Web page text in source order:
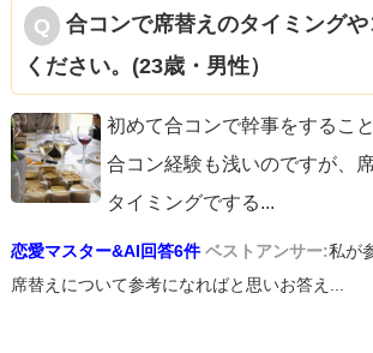
合コンで席替えのタイミング
ください。(23歳・男性）
初めて合コンで幹事をするこ
合コン経験も浅いのですが、
タイミングでする...
恋愛マスター&AI回答6件 ベストアンサー:私が
席替えについて参考になればと思いお答え...